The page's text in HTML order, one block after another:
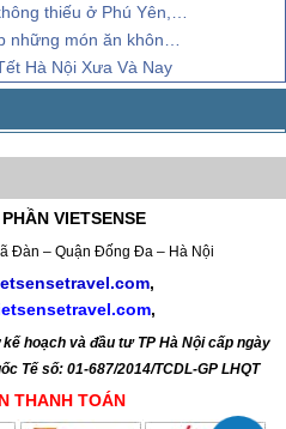
thiếu ở Phú Yên, 2018
ăn không thử không về
Hà Nội Xưa Và Nay
VIETSENSE
Đàn – Quận Đống Đa – Hà Nội
,
,
hoạch và đầu tư TP Hà Nội cấp ngày
Tế số: 01-687/2014/TCDL-GP LHQT
THANH TOÁN